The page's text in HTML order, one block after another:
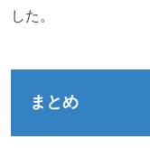
した。
まとめ